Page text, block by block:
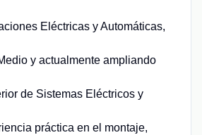
Eléctricas y Automáticas,
y actualmente ampliando
de Sistemas Eléctricos y
práctica en el montaje,